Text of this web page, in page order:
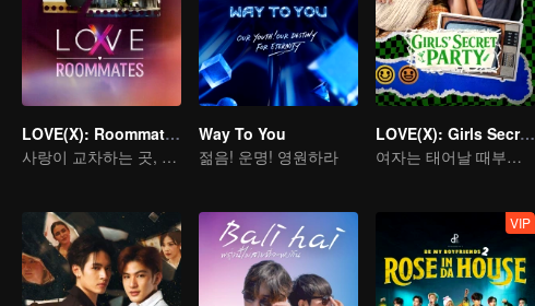
LOVE(X): Roommates
사랑이 교차하는 곳, 심장이 울려 퍼지는 화려한 멜로디
Way To You
젊음! 운명! 영원하라
LOVE(X): Girls Secret Party
여자는 태어날 때부터 맘껏 즐길 권리가 있다
VIP